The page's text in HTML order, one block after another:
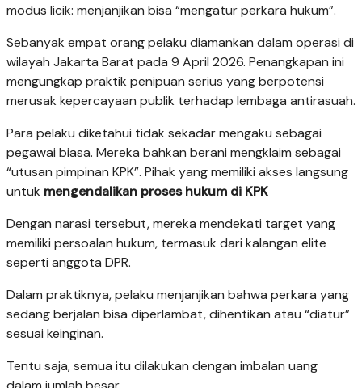
modus licik: menjanjikan bisa “mengatur perkara hukum”.
Sebanyak empat orang pelaku diamankan dalam operasi di
wilayah Jakarta Barat pada 9 April 2026. Penangkapan ini
mengungkap praktik penipuan serius yang berpotensi
merusak kepercayaan publik terhadap lembaga antirasuah.
Para pelaku diketahui tidak sekadar mengaku sebagai
pegawai biasa. Mereka bahkan berani mengklaim sebagai
“utusan pimpinan KPK”. Pihak yang memiliki akses langsung
untuk mengendalikan proses hukum di KPK
Dengan narasi tersebut, mereka mendekati target yang
memiliki persoalan hukum, termasuk dari kalangan elite
seperti anggota DPR.
Dalam praktiknya, pelaku menjanjikan bahwa perkara yang
sedang berjalan bisa diperlambat, dihentikan atau “diatur”
sesuai keinginan.
Tentu saja, semua itu dilakukan dengan imbalan uang